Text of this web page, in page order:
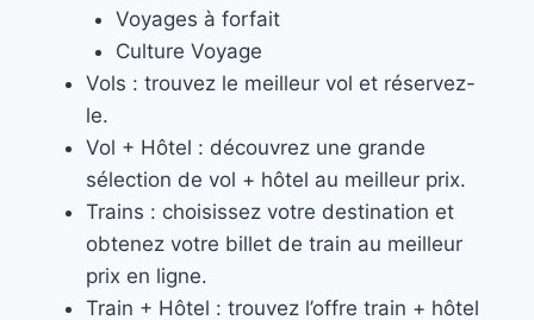
Voyages à forfait
Culture Voyage
Vols : trouvez le meilleur vol et réservez-
le.
Vol + Hôtel : découvrez une grande
sélection de vol + hôtel au meilleur prix.
Trains : choisissez votre destination et
obtenez votre billet de train au meilleur
prix en ligne.
Train + Hôtel : trouvez l’offre train + hôtel